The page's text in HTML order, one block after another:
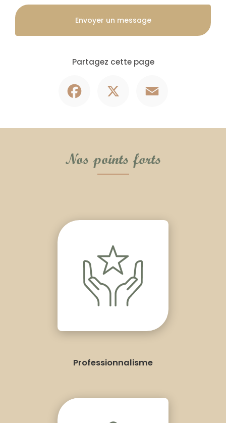
Envoyer un message
Partagez cette page
Nos points forts
Professionnalisme